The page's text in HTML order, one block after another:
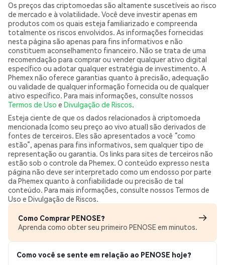
Os preços das criptomoedas são altamente suscetíveis ao risco
de mercado e à volatilidade. Você deve investir apenas em
produtos com os quais esteja familiarizado e compreenda
totalmente os riscos envolvidos. As informações fornecidas
nesta página são apenas para fins informativos e não
constituem aconselhamento financeiro. Não se trata de uma
recomendação para comprar ou vender qualquer ativo digital
específico ou adotar qualquer estratégia de investimento. A
Phemex não oferece garantias quanto à precisão, adequação
ou validade de qualquer informação fornecida ou de qualquer
ativo específico. Para mais informações, consulte nossos
Termos de Uso e Divulgação de Riscos.
Esteja ciente de que os dados relacionados à criptomoeda
mencionada (como seu preço ao vivo atual) são derivados de
fontes de terceiros. Eles são apresentados a você “como
estão”, apenas para fins informativos, sem qualquer tipo de
representação ou garantia. Os links para sites de terceiros não
estão sob o controle da Phemex. O conteúdo expresso nesta
página não deve ser interpretado como um endosso por parte
da Phemex quanto à confiabilidade ou precisão de tal
conteúdo. Para mais informações, consulte nossos Termos de
Uso e Divulgação de Riscos.
Como Comprar PENOSE?
Aprenda como obter seu primeiro PENOSE em minutos.
Como você se sente em relação ao PENOSE hoje?